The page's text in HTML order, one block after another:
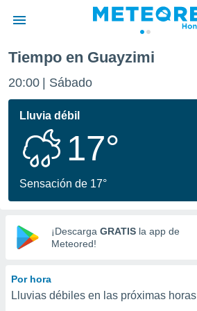
de
ha sido
para
que se
calidad.
a este
las
y
digital
basada
Tiempo en Guayzimi
20:00 Sábado
Lluvia débil
17°
Sensación de 17°
¡Descarga GRATIS la app de
Meteored!
Por hora
Lluvias débiles en las próximas horas